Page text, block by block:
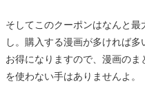
そしてこのクーポンはなんと
し。購入する漫画が多ければ
お得になりますので、漫画の
を使わない手はありませんよ。